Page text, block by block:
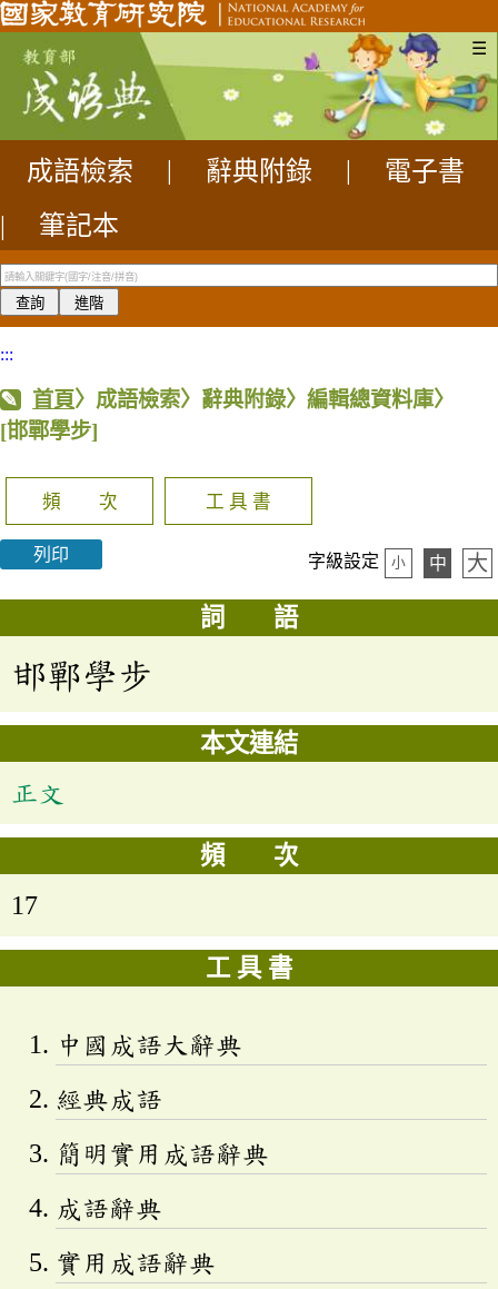
☰
成語檢索 辭典附錄
電子書
|
筆記本
:::
首頁〉成語檢索〉辭典附錄〉編輯總資料庫〉
[邯鄲學步]
頻 次 工 具 書
列印 字級設定 小 中 大
詞 語
邯鄲學步
本文連結
正文
頻 次
17
工 具 書
中國成語大辭典
經典成語
簡明實用成語辭典
成語辭典
實用成語辭典